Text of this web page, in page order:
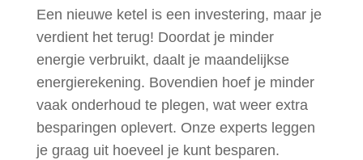
Een nieuwe ketel is een investering, maar je
verdient het terug! Doordat je minder
energie verbruikt, daalt je maandelijkse
energierekening. Bovendien hoef je minder
vaak onderhoud te plegen, wat weer extra
besparingen oplevert. Onze experts leggen
je graag uit hoeveel je kunt besparen.